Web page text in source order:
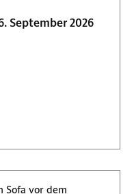
September 2026